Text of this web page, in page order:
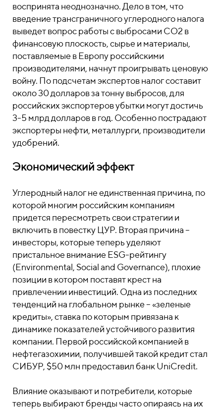
воспринята неоднозначно. Дело в том, что
введение трансграничного углеродного налога
выведет вопрос работы с выбросами CO2 в
финансовую плоскость, сырье и материалы,
поставляемые в Европу российскими
производителями, начнут проигрывать ценовую
войну. По подсчетам экспертов налог составит
около 30 долларов за тонну выбросов, для
российских экспортеров убытки могут достичь
3-5 млрд долларов в год. Особенно пострадают
экспортеры нефти, металлурги, производители
удобрений.
Экономический эффект
Углеродный налог не единственная причина, по
которой многим российским компаниям
придется пересмотреть свои стратегии и
включить в повестку ЦУР. Вторая причина –
инвесторы, которые теперь уделяют
пристальное внимание ESG-рейтингу
(Environmental, Social and Governance), плохие
позиции в котором поставят крест на
привлечении инвестиций. Одна из последних
тенденций на глобальном рынке – «зеленые
кредиты», ставка по которым привязана к
динамике показателей устойчивого развития
компании. Первой российской компанией в
нефтегазохимии, получившей такой кредит стал
СИБУР, $50 млн предоставил банк UniCredit.
Влияние оказывают и потребители, которые
теперь выбирают бренды часто опираясь на их